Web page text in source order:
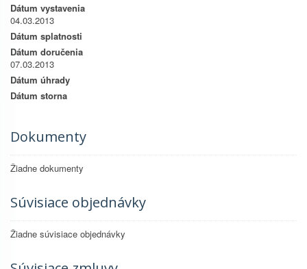
Dátum vystavenia
04.03.2013
Dátum splatnosti
Dátum doručenia
07.03.2013
Dátum úhrady
Dátum storna
Dokumenty
Žiadne dokumenty
Súvisiace objednávky
Žiadne súvisiace objednávky